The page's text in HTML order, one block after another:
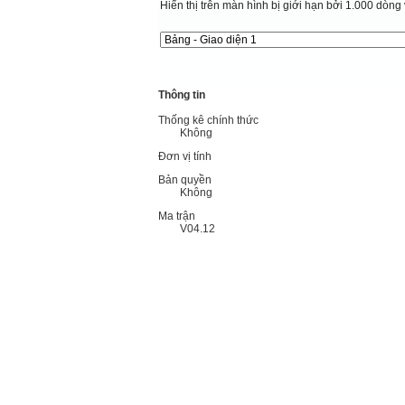
Hiển thị trên màn hình bị giới hạn bởi 1.000 dòng
Thông tin
Thống kê chính thức
Không
Đơn vị tính
Bản quyền
Không
Ma trận
V04.12